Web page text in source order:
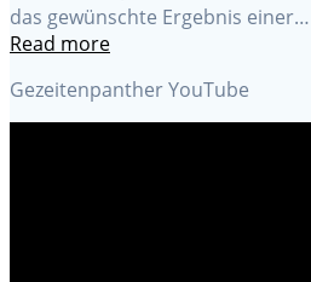
das gewünschte Ergebnis einer…
Read more
Gezeitenpanther YouTube